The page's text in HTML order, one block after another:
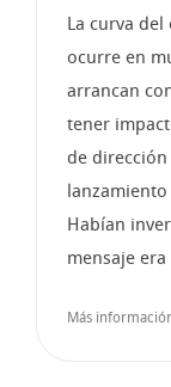
La curva
ocurre en
arrancan
tener
de
Habían
mensaje
Más